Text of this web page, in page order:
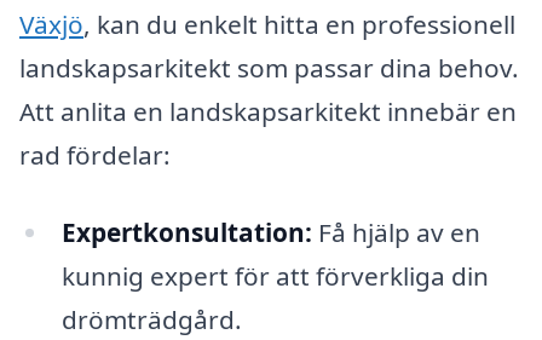
Växjö, kan du enkelt hitta en professionell
landskapsarkitekt som passar dina behov.
Att anlita en landskapsarkitekt innebär en
rad fördelar:
Expertkonsultation: Få hjälp av en
kunnig expert för att förverkliga din
drömträdgård.